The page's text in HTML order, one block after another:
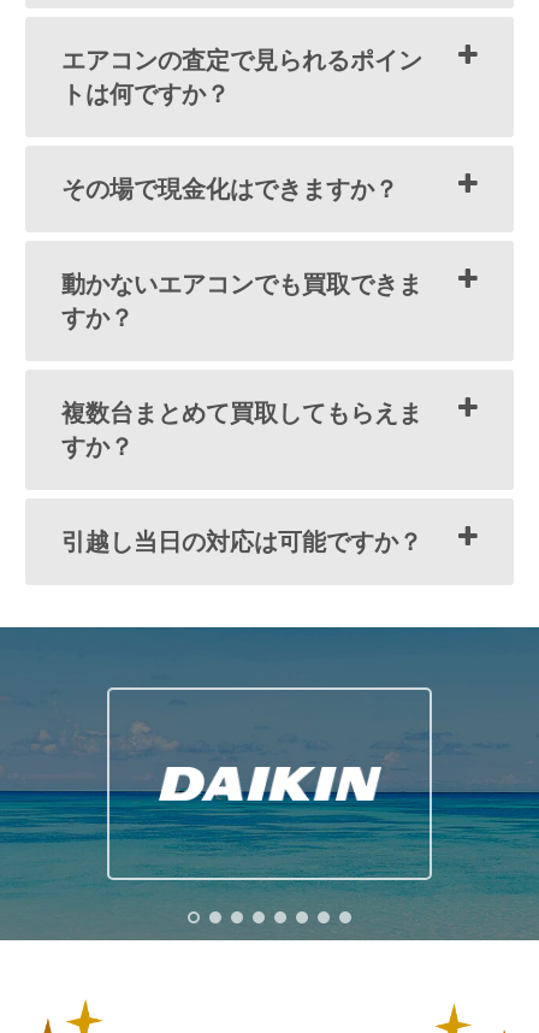
エアコンの査定で見られるポイン
トは何ですか？
その場で現金化はできますか？
動かないエアコンでも買取できま
すか？
複数台まとめて買取してもらえま
すか？
引越し当日の対応は可能ですか？